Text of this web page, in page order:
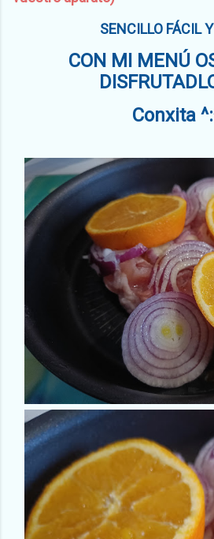
SENCILLO FÁCIL
CON MI MENÚ
Conxita